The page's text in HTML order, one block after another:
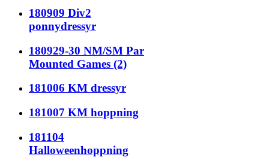
180909 Div2
ponnydressyr
180929-30 NM/SM Par
Mounted Games (2)
181006 KM dressyr
181007 KM hoppning
181104
Halloweenhoppning